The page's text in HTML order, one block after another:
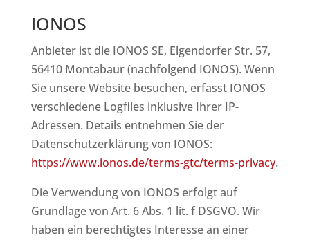
IONOS
Anbieter ist die IONOS SE, Elgendorfer Str. 57,
56410 Montabaur (nachfolgend IONOS). Wenn
Sie unsere Website besuchen, erfasst IONOS
verschiedene Logfiles inklusive Ihrer IP-
Adressen. Details entnehmen Sie der
Datenschutzerklärung von IONOS:
https://www.ionos.de/terms-gtc/terms-privacy.
Die Verwendung von IONOS erfolgt auf
Grundlage von Art. 6 Abs. 1 lit. f DSGVO. Wir
haben ein berechtigtes Interesse an einer